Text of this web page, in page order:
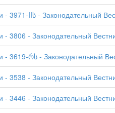
- 3971-IIს - Законодательный
- 3806 - Законодательный
- 3619-რს - Законодательный
- 3538 - Законодательный
- 3446 - Законодательный